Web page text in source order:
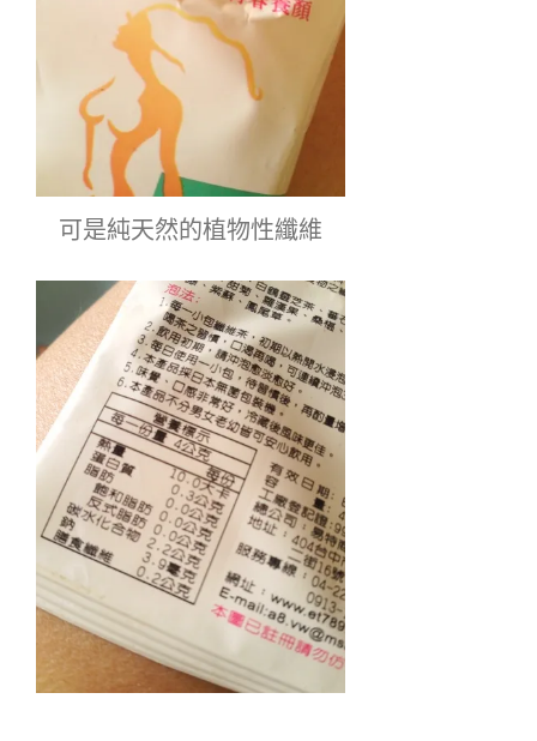
可是純天然的植物性纖維